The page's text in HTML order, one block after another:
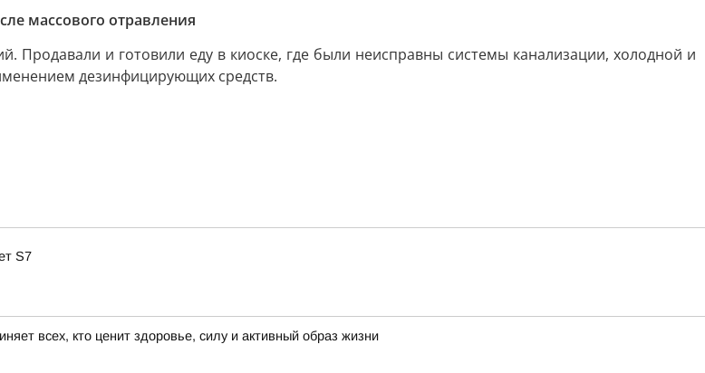
массового отравления
Продавали и готовили еду в киоске, где были неисправны системы канализации, холодной и
дезинфицирующих средств.
S7
всех, кто ценит здоровье, силу и активный образ жизни